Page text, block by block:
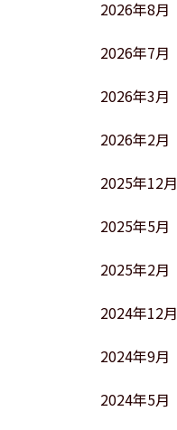
2026年8月
2026年7月
2026年3月
2026年2月
2025年12月
2025年5月
2025年2月
2024年12月
2024年9月
2024年5月